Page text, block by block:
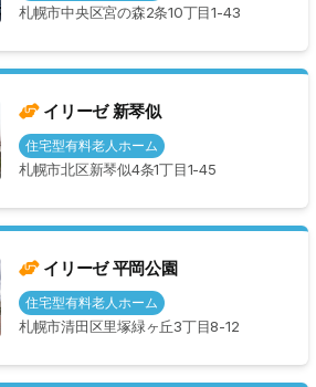
札幌市中央区宮の森2条10丁目1-43
イリーゼ 新琴似
住宅型有料老人ホーム
札幌市北区新琴似4条1丁目1-45
イリーゼ 平岡公園
住宅型有料老人ホーム
札幌市清田区里塚緑ヶ丘3丁目8-12